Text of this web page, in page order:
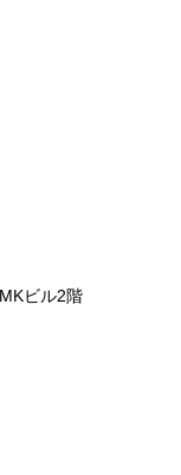
ビル2階